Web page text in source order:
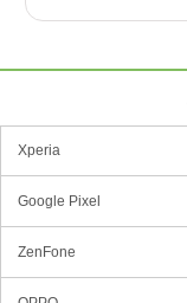
Xperia
Google Pixel
ZenFone